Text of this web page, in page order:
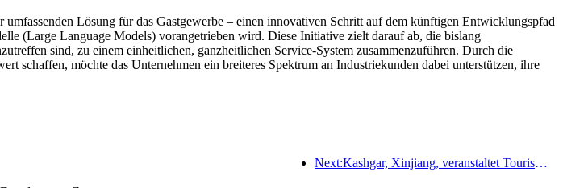
Lösung für das Gastgewerbe – einen innovativen Schritt auf dem künftigen Entwicklungspfad
(Large Language Models) vorangetrieben wird. Diese Initiative zielt darauf ab, die bislang
sind, zu einem einheitlichen, ganzheitlichen Service-System zusammenzuführen. Durch die
möchte das Unternehmen ein breiteres Spektrum an Industriekunden dabei unterstützen, ihre
Next:Kashgar, Xinjiang, veranstaltet Tourismus-Werbeevent zur Förderung des interethnischen Austauschs.